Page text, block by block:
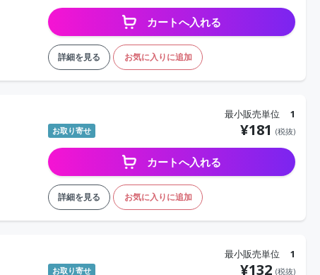
カートへ入れる
詳細を見る お気に入りに追加
最小販売単位 1
お取り寄せ ¥181 (税抜)
カートへ入れる
詳細を見る お気に入りに追加
最小販売単位 1
お取り寄せ ¥132 (税抜)